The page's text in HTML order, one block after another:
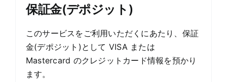
保証金(デポジット)
このサービスをご利用いただくにあたり、保証
金(デポジット)として VISA または
Mastercard のクレジットカード情報を預かり
ます。